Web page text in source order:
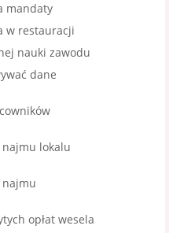
mandaty
w restauracji
nauki zawodu
dane
lokalu
najmu
opłat wesela